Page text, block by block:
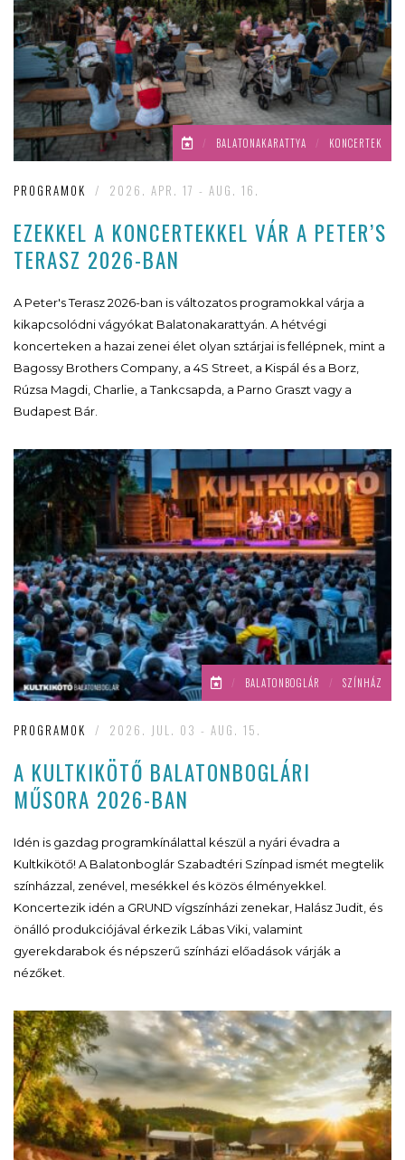
/ BALATONAKARATTYA / KONCERTEK
PROGRAMOK / 2026. APR. 17 - AUG. 16.
EZEKKEL A KONCERTEKKEL VÁR A PETER’S
TERASZ 2026-BAN
A Peter's Terasz 2026-ban is változatos programokkal várja a
kikapcsolódni vágyókat Balatonakarattyán. A hétvégi
koncerteken a hazai zenei élet olyan sztárjai is fellépnek, mint a
Bagossy Brothers Company, a 4S Street, a Kispál és a Borz,
Rúzsa Magdi, Charlie, a Tankcsapda, a Parno Graszt vagy a
Budapest Bár.
/ BALATONBOGLÁR / SZÍNHÁZ
PROGRAMOK / 2026. JUL. 03 - AUG. 15.
A KULTKIKÖTŐ BALATONBOGLÁRI
MŰSORA 2026-BAN
Idén is gazdag programkínálattal készül a nyári évadra a
Kultkikötő! A Balatonboglár Szabadtéri Színpad ismét megtelik
színházzal, zenével, mesékkel és közös élményekkel.
Koncertezik idén a GRUND vígszínházi zenekar, Halász Judit, és
önálló produkciójával érkezik Lábas Viki, valamint
gyerekdarabok és népszerű színházi előadások várják a
nézőket.